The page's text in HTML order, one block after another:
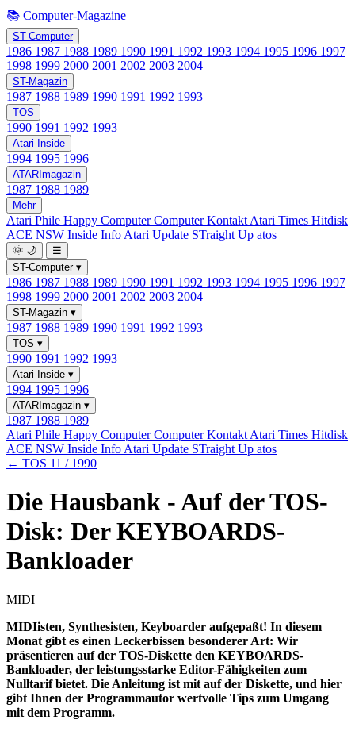
📚 Computer-Magazine
ST-Computer
1986 1987 1988 1989 1990 1991 1992 1993 1994 1995 1996 1997
1998 1999 2000 2001 2002 2003 2004
ST-Magazin
1987 1988 1989 1990 1991 1992 1993
TOS
1990 1991 1992 1993
Atari Inside
1994 1995 1996
ATARImagazin
1987 1988 1989
Mehr
Atari Phile Happy ComputerComputer Kontakt Atari Times Hitdisk
ACE NSW Inside Info Atari Update STraight Up atos
🌞 🌙
☰
ST-Computer ▾
1986 1987 1988 1989 1990 1991 1992 1993 1994 1995 1996 1997
1998 1999 2000 2001 2002 2003 2004
ST-Magazin ▾
1987 1988 1989 1990 1991 1992 1993
TOS ▾
1990 1991 1992 1993
Atari Inside ▾
1994 1995 1996
ATARImagazin ▾
1987 1988 1989
Atari Phile Happy ComputerComputer Kontakt Atari Times Hitdisk
ACE NSW Inside Info Atari Update STraight Up atos
← TOS 11 / 1990
Die Hausbank - Auf der TOS-
Disk: Der KEYBOARDS-
Bankloader
MIDI
MIDIisten, Synthesisten, Keyboarder aufgepaßt! In diesem
Monat gibt es einen Leckerbissen besonderer Art: Wir
präsentieren auf der TOS-Diskette den KEYBOARDS-
Bankloader, der leistungsstarke Editor-Fähigkeiten zum
Nulltarif bietet. Die Anleitung ist mit auf der Diskette, und hier
gibt Ihnen der Programmautor wertvolle Tips zum Umgang
mit dem Programm.